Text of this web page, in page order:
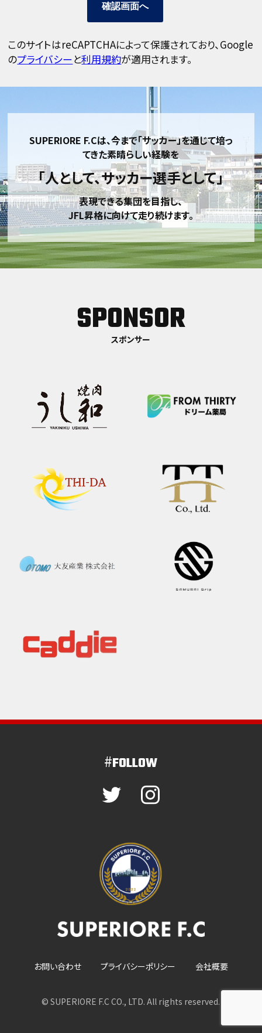
確認画面へ
このサイトはreCAPTCHAによって保護されており、Google
のプライバシーと利用規約が適用されます。
SUPERIORE F.Cは、今まで「サッカー」を通じて培っ
てきた素晴らしい経験を
「人として、サッカー選手として」
表現できる集団を目指し、
JFL昇格に向けて走り続けます。
SPONSOR
スポンサー
#FOLLOW
お問い合わせ プライバシーポリシー 会社概要
© SUPERIORE F.C CO., LTD. All rights reserved.